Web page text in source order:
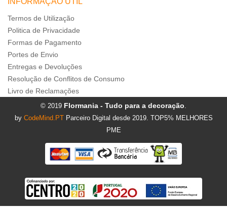
Termos de Utilização
Politica de Privacidade
Formas de Pagamento
Portes de Envio
Entregas e Devoluções
Resolução de Conflitos de Consumo
Livro de Reclamações
© 2019 Flormania - Tudo para a decoração.
by CodeMind.PT Parceiro Digital desde 2019. TOP5% MELHORES
PME